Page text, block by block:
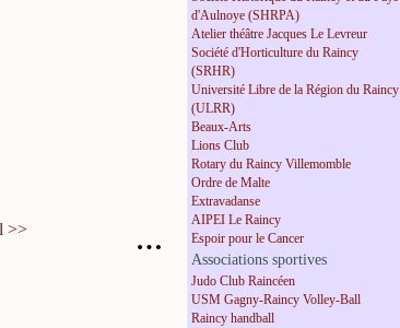
…
>>
d'Aulnoye (SHRPA)
Atelier théâtre Jacques Le Levreur
Société d'Horticulture du Raincy
(SRHR)
Université Libre de la Région du Raincy
(ULRR)
Beaux-Arts
Lions Club
Rotary du Raincy Villemomble
Ordre de Malte
Extravadanse
AIPEI Le Raincy
Espoir pour le Cancer
Associations sportives
Judo Club Raincéen
USM Gagny-Raincy Volley-Ball
Raincy handball